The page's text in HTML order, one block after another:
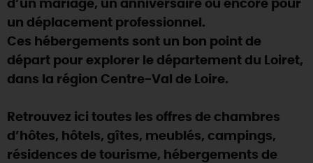
Programme des animations "Loiret au fil de l'eau"
2026
Où sortir ?
DEMAIN
d’un mariage, un anniversaire ou encore pour
un déplacement professionnel.
Ces hébergements sont un bon point de
départ pour explorer le département du Loiret,
dans la région Centre-Val de Loire.
Retrouvez ici toutes les offres de chambres
d’hôtes, hôtels, gîtes, meublés, campings,
résidences de tourisme, hébergements de